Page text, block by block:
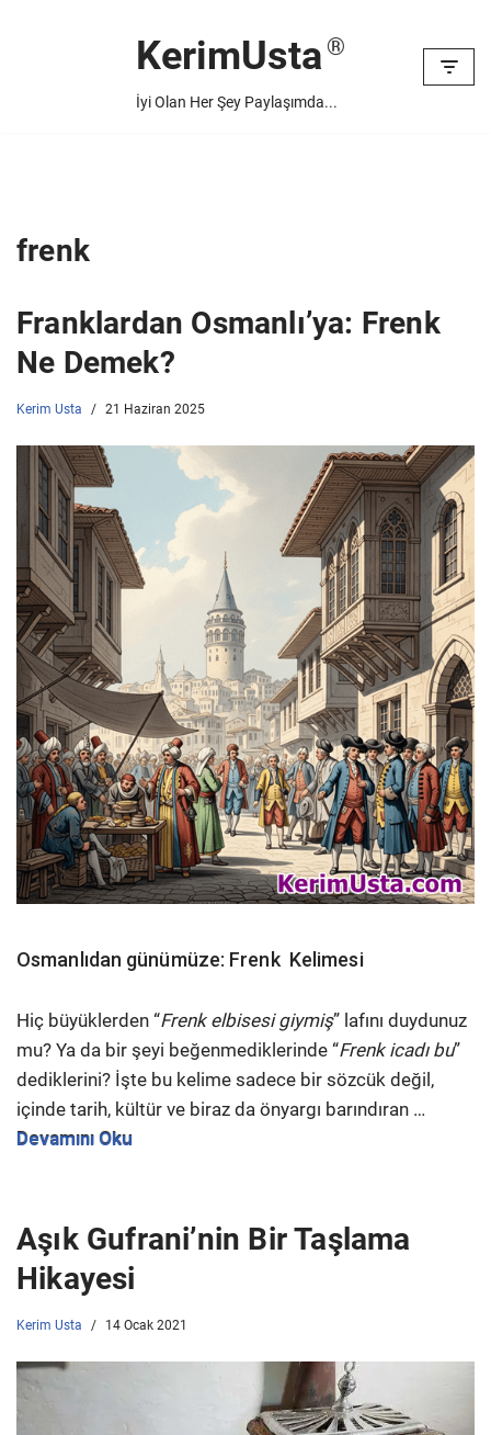
KerimUsta
İyi Olan Her Şey Paylaşımda...
frenk
Franklardan Osmanlı’ya: Frenk
Ne Demek?
Kerim Usta 21 Haziran 2025
Osmanlıdan günümüze: Frenk Kelimesi
Hiç büyüklerden “Frenk elbisesi giymiş” lafını duydunuz
mu? Ya da bir şeyi beğenmediklerinde “Frenk icadı bu”
dediklerini? İşte bu kelime sadece bir sözcük değil,
içinde tarih, kültür ve biraz da önyargı barındıran …
Devamını Oku
Aşık Gufrani’nin Bir Taşlama
Hikayesi
Kerim Usta 14 Ocak 2021